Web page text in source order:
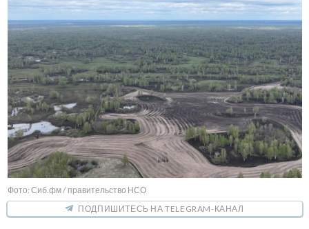
Фото: Сиб.фм / правительство НСО
ПОДПИШИТЕСЬ НА TELEGRAM-КАНАЛ